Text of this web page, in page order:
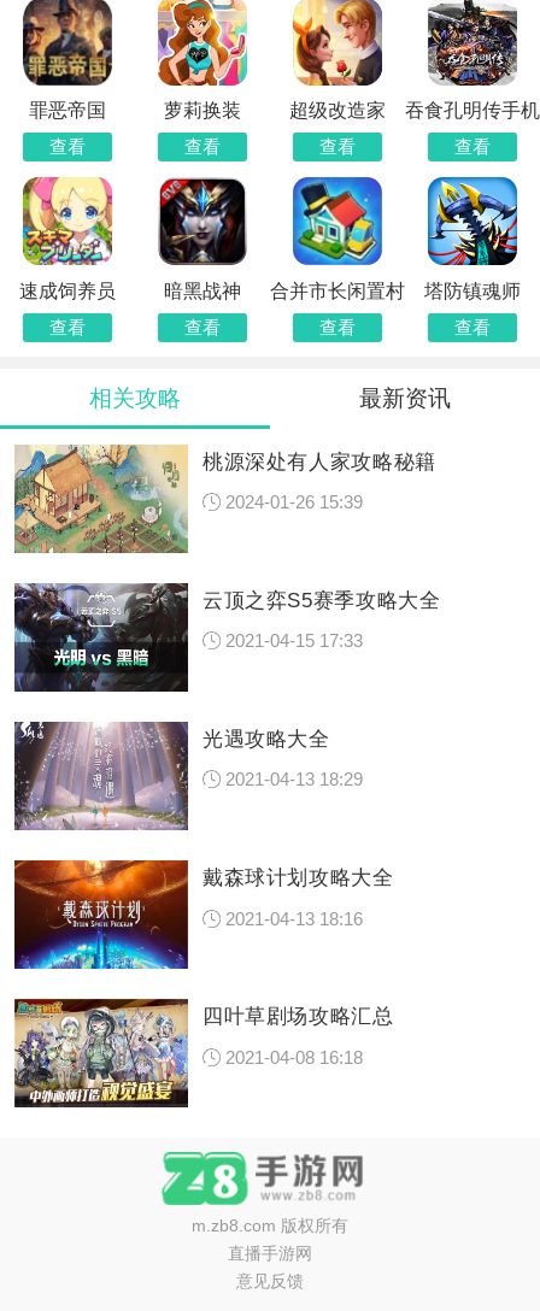
罪恶帝国
查看
萝莉换装
查看
超级改造家
查看
吞食孔明传手机
版
查看
速成饲养员
查看
暗黑战神
查看
合并市长闲置村
查看
塔防镇魂师
查看
相关攻略 最新资讯
桃源深处有人家攻略秘籍
2024-01-26 15:39
云顶之弈S5赛季攻略大全
2021-04-15 17:33
光遇攻略大全
2021-04-13 18:29
戴森球计划攻略大全
2021-04-13 18:16
四叶草剧场攻略汇总
2021-04-08 16:18
m.zb8.com 版权所有
直播手游网
意见反馈